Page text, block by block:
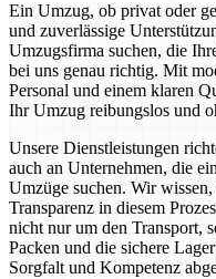
Ein Umzug, ob privat oder
und zuverlässige
Umzugsfirma suchen, die
bei uns genau richtig. Mit
Personal und einem klaren
Ihr Umzug reibungslos und
Unsere Dienstleistungen
auch an Unternehmen, die
Umzüge suchen. Wir
Transparenz in diesem
nicht nur um den Transport,
Packen und die sichere
Sorgfalt und Kompetenz